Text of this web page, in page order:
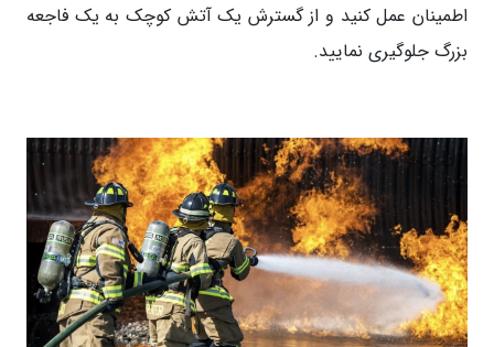
اطمینان عمل کنید و از گسترش یک آتش کوچک به یک فاجعه
بزرگ جلوگیری نمایید.